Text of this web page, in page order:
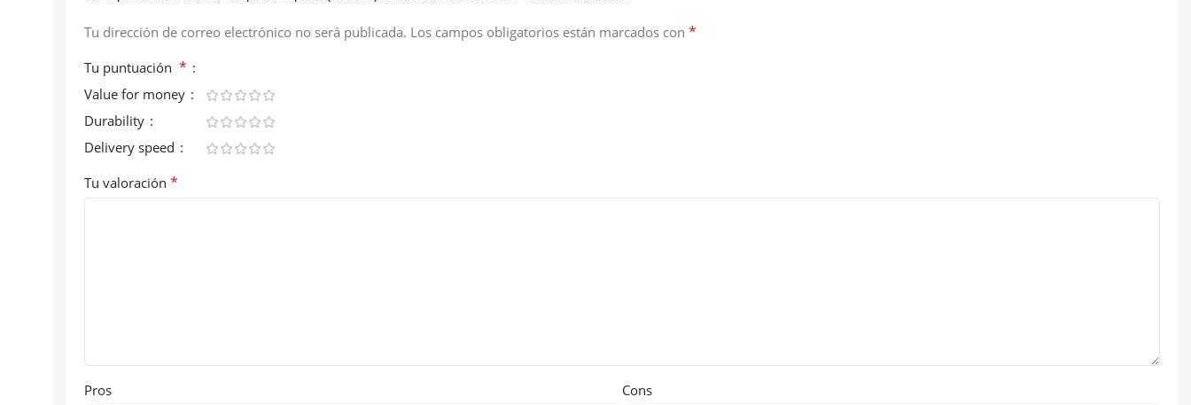
Tu dirección de correo electrónico no será publicada. Los campos obligatorios están marcados con *
Tu puntuación *
Value for money
Durability
Delivery speed
Tu valoración *
Pros Cons